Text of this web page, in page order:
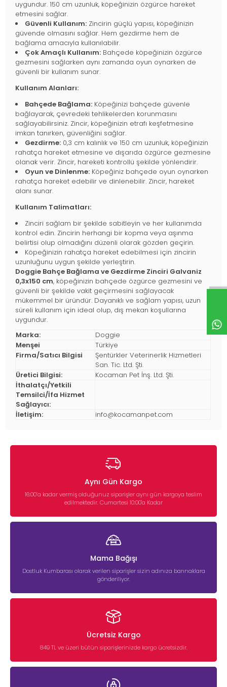
uygundur. 150 cm uzunluk, köpeğinizin özgürce hareket
etmesini sağlar.
Güvenli Kullanım: Zincirin güçlü yapısı, köpeğinizin
güvende olmasını sağlar. Hem gezdirme hem de
bağlama amacıyla kullanılabilir.
Çok Amaçlı Kullanım: Bahçede köpeğinizin özgürce
gezmesini sağlarken aynı zamanda oyun oynarken de
güvenli bir kullanım sunar.
Kullanım Alanları:
Bahçede Bağlama: Köpeğinizi bahçede güvenle
bağlayarak, çevredeki tehlikelerden korunmasını
sağlayabilirsiniz. Zincir, köpeğinizin etrafı keşfetmesine
imkan tanırken, güvenliğini sağlar.
Gezdirme: 0,3 cm kalınlık ve 150 cm uzunluk, köpeğinizin
rahatça hareket etmesine ve dışarıda özgürce gezmesine
olanak verir. Zincir, hareketi kontrollü şekilde yönlendirir.
Oyun ve Dinlenme: Köpeğiniz bahçede oyun oynarken
rahatça hareket edebilir ve dinlenebilir. Zincir, hareket
alanı sunar.
Kullanım Talimatları:
Zinciri sağlam bir şekilde sabitleyin ve her kullanımda
kontrol edin. Zincirin herhangi bir kopma veya aşınma
belirtisi olup olmadığını düzenli olarak gözden geçirin.
Köpeğinizin rahatça hareket edebilmesi için zincirin
uzunluğunu uygun şekilde yerleştirin.
Doggie Bahçe Bağlama ve Gezdirme Zinciri Galvaniz
0,3x150 cm, köpeğinizin bahçede özgürce gezmesini ve
güvenli bir şekilde vakit geçirmesini sağlayacak
mükemmel bir üründür. Dayanıklı ve sağlam yapısı, uzun
süreli kullanım için ideal olup, dış mekan koşullarına
uygundur.
Marka:
Doggie
Menşei
Türkiye
Firma/Satıcı Bilgisi
Şentürkler Veterinerlik Hizmetleri
San. Tic. Ltd. Şti.
Üretici Bilgisi:
Kocaman Pet İnş. Ltd. Şti.
İthalatçı/Yetkili
Temsilci/İfa Hizmet
Sağlayıcı:
İletişim:
info@kocamanpet.com
Aynı Gün Kargo
16:00’a kadar vermiş olduğunuz siparişler aynı gün kargoya teslim
edilmektedir. Cumartesi 10:00'a Kadar
Mama Bağışı
Dostluk Kumbarası olarak verilen siparişler sizin adınıza barınaklara
gönderiliyor.
Ücretsiz Kargo
849 TL ve üzeri bütün siparişlerinizde kargo ücretsizdir.